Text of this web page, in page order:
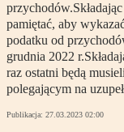
pamiętać, aby
podatku od
grudnia 2022
raz ostatni będą
polegającym na
Publikacja: 27.03.2023 02:00